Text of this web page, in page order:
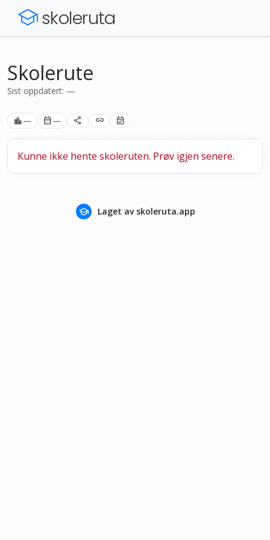
schoolskoleruta
Skolerute
Sist oppdatert: —
location_city— calendar_month— share link event_available
Kunne ikke hente skoleruten. Prøv igjen senere.
school Laget av skoleruta.app